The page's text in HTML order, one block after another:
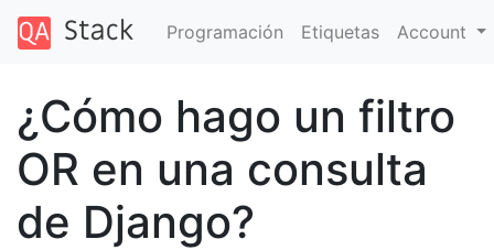
Programación Etiquetas Account
¿Cómo hago un filtro
OR en una consulta
de Django?